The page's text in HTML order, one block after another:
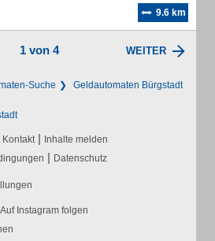
9.6 km
1 von 4 WEITER
Suche Geldautomaten Bürgstadt
Kontakt | Inhalte melden
| Datenschutz
Auf Instagram folgen